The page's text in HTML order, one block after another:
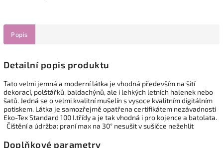
Popis
Detailní popis produktu
Tato velmi jemná a moderní látka je vhodná především na šití
dekorací, polštářků, baldachýnů, ale i lehkých letních halenek nebo
šatů. Jedná se o velmi kvalitní mušelín s vysoce kvalitním digitálním
potiskem. Látka je samozřejmě opatřena certifikátem nezávadnosti
Eko-Tex Standard 100 I.třídy a je tak vhodná i pro kojence a batolata.
Čištění a údržba: praní max na 30° nesušit v sušičce nežehlit
Doplňkové parametry